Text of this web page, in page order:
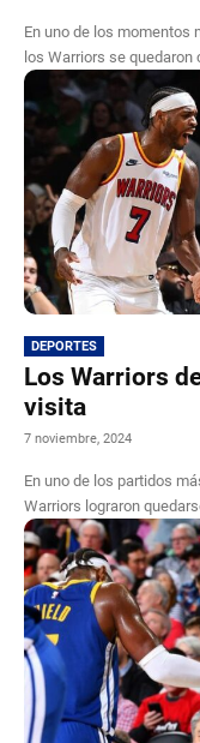
En uno de los momentos
los Warriors se
DEPORTES
Los Warriors
visita
7 noviembre, 2024
En uno de los partidos
Warriors lograron